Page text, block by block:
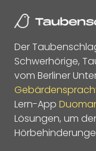
Der
Schwerhörige,
vom Berliner
Lern-App
Lösungen, um